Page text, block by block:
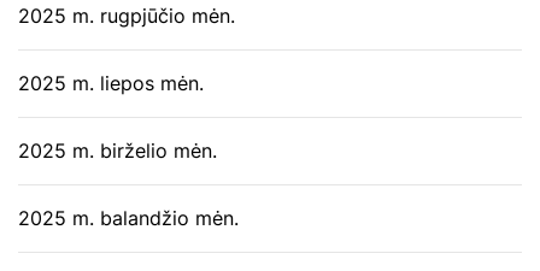
2025 m. rugpjūčio mėn.
2025 m. liepos mėn.
2025 m. birželio mėn.
2025 m. balandžio mėn.